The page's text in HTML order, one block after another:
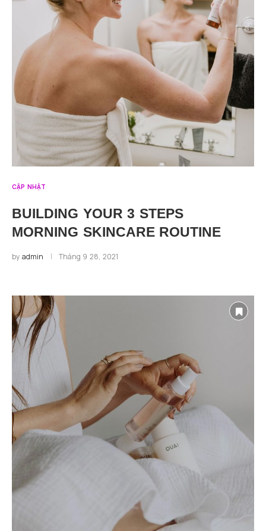
CẬP NHẬT
BUILDING YOUR 3 STEPS
MORNING SKINCARE ROUTINE
by admin Tháng 9 28, 2021